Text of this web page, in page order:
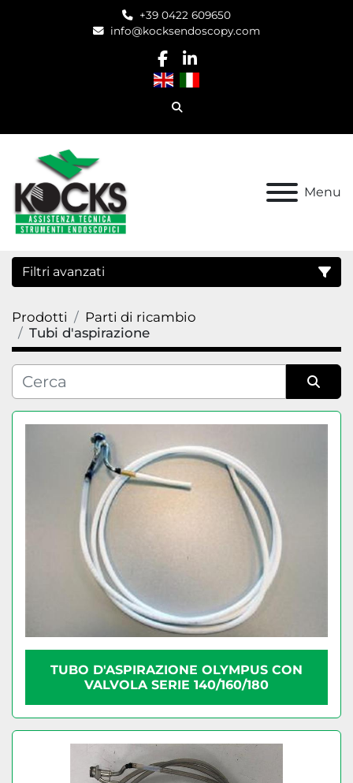
+39 0422 609650
info@kocksendoscopy.com
facebook
linkedin
Cerca
Menu
Filtri avanzati
Categoria
Condizione
Prodotti
Parti di ricambio
Tubi d'aspirazione
Ordina per
TUBO D'ASPIRAZIONE OLYMPUS CON
VALVOLA SERIE 140/160/180